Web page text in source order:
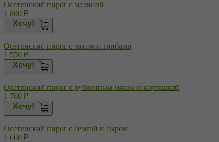
Осетинский пирог с малиной
1 800 Р
Хочу!
Осетинский пирог с мясом и грибами
1 550 Р
Хочу!
Осетинский пирог с рубленным мясом и картошкой
1 700 Р
Хочу!
Осетинский пирог с семгой и сыром
1 600 Р